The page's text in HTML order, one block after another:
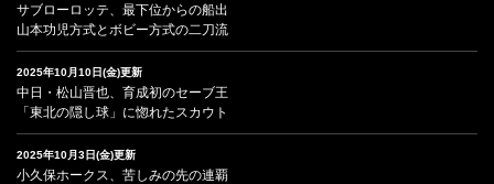
サブローロッテ、最下位からの船出
山本功児方式とボビー方式の二刀流
2025年10月10日(金)更新
中日・松山晋也、育成初のセーブ王
「東北の隠し球」に惚れたスカウト
2025年10月3日(金)更新
小久保ホークス、苦しみの先の連覇